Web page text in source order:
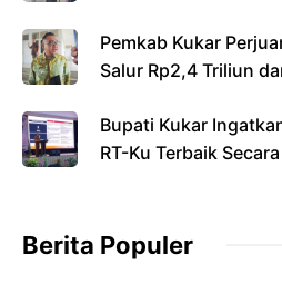
Pemkab Kukar
Salur Rp2,4 Triliun
Bupati Kukar
RT-Ku Terbaik
Berita Populer